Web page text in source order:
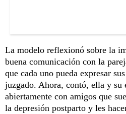
La modelo reflexionó sobre la
buena comunicación con la
que cada uno pueda expresar
juzgado. Ahora, contó, ella y su
abiertamente con amigos que
la depresión postparto y les